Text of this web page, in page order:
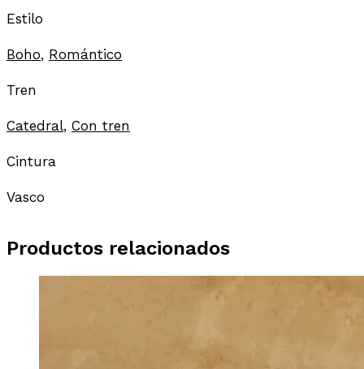
Estilo
Boho, Romántico
Tren
Catedral, Con tren
Cintura
Vasco
Productos relacionados